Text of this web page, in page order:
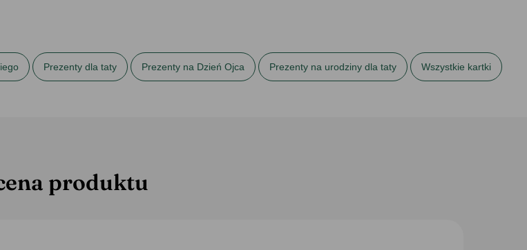
Prezenty dla taty Prezenty na Dzień Ojca Prezenty na urodziny dla taty Wszystkie kartki
produktu